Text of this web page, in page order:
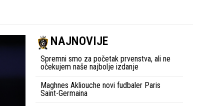
NAJNOVIJE
Spremni smo za početak prvenstva, ali ne
očekujem naše najbolje izdanje
Maghnes Akliouche novi fudbaler Paris
Saint-Germaina